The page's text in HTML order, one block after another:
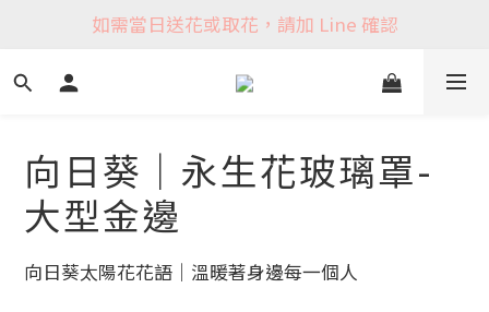
如需當日送花或取花，請加 Line 確認
向日葵｜永生花玻璃罩-
大型金邊
向日葵太陽花花語｜溫暖著身邊每一個人